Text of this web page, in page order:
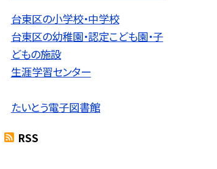
台東区の小学校・中学校
台東区の幼稚園・認定こども園・子
どもの施設
生涯学習センター
たいとう電子図書館
RSS